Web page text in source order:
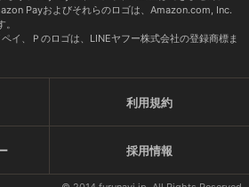
Payおよびそれらのロゴは、Amazon.com, Inc.
イ、Ｐのロゴは、LINEヤフー株式会社の登録商標ま
利用規約
採用情報